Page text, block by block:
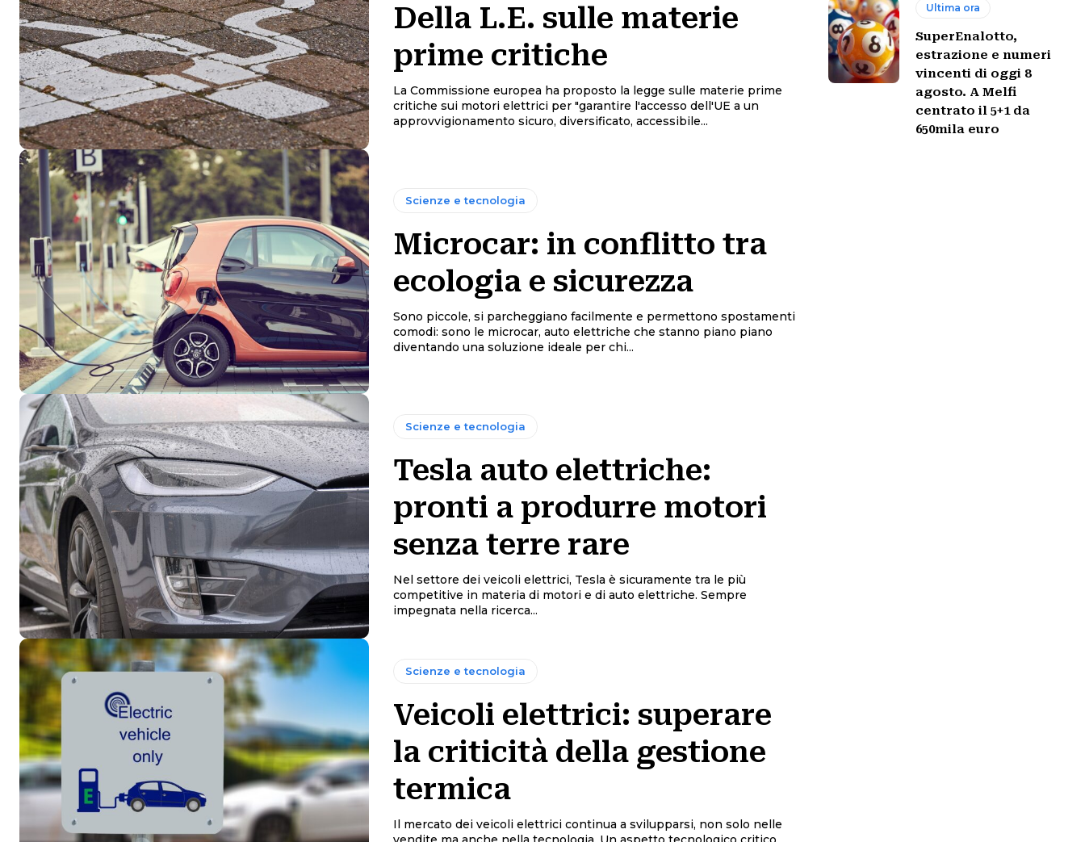
Della L.E. sulle materie
prime critiche
La Commissione europea ha proposto la legge sulle materie prime
critiche sui motori elettrici per "garantire l'accesso dell'UE a un
approvvigionamento sicuro, diversificato, accessibile...
Scienze e tecnologia
Microcar: in conflitto tra
ecologia e sicurezza
Sono piccole, si parcheggiano facilmente e permettono spostamenti
comodi: sono le microcar, auto elettriche che stanno piano piano
diventando una soluzione ideale per chi...
Scienze e tecnologia
Tesla auto elettriche:
pronti a produrre motori
senza terre rare
Nel settore dei veicoli elettrici, Tesla è sicuramente tra le più
competitive in materia di motori e di auto elettriche. Sempre
impegnata nella ricerca...
Scienze e tecnologia
Veicoli elettrici: superare
la criticità della gestione
termica
Il mercato dei veicoli elettrici continua a svilupparsi, non solo nelle
Ultima ora
SuperEnalotto,
estrazione e numeri
vincenti di oggi 8
agosto. A Melfi
centrato il 5+1 da
650mila euro